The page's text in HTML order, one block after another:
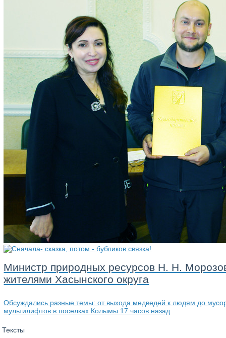
Министр природных ресурсов Н. Н.
жителями Хасынского округа
Обсуждались разные темы: от выхода медведей к людям до
мультилифтов в поселках Колымы 17 часов назад
Тексты